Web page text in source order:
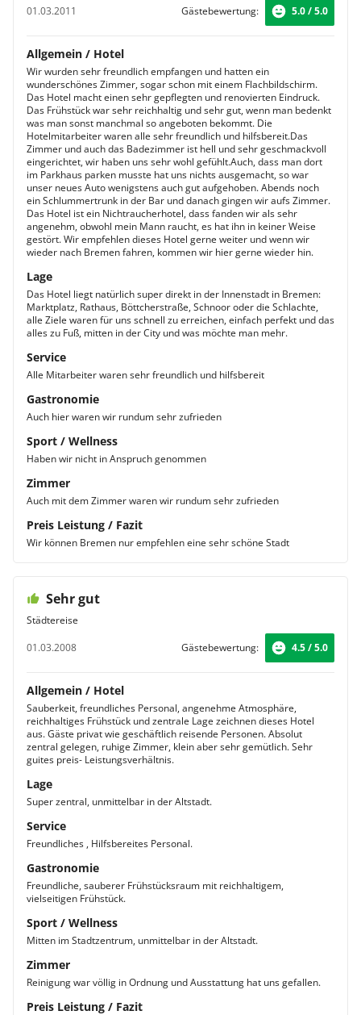
01.03.2011
Gästebewertung: 5.0 / 5.0
Allgemein / Hotel
Wir wurden sehr freundlich empfangen und hatten ein
wunderschönes Zimmer, sogar schon mit einem Flachbildschirm.
Das Hotel macht einen sehr gepflegten und renovierten Eindruck.
Das Frühstück war sehr reichhaltig und sehr gut, wenn man bedenkt
was man sonst manchmal so angeboten bekommt. Die
Hotelmitarbeiter waren alle sehr freundlich und hilfsbereit.Das
Zimmer und auch das Badezimmer ist hell und sehr geschmackvoll
eingerichtet, wir haben uns sehr wohl gefühlt.Auch, dass man dort
im Parkhaus parken musste hat uns nichts ausgemacht, so war
unser neues Auto wenigstens auch gut aufgehoben. Abends noch
ein Schlummertrunk in der Bar und danach gingen wir aufs Zimmer.
Das Hotel ist ein Nichtraucherhotel, dass fanden wir als sehr
angenehm, obwohl mein Mann raucht, es hat ihn in keiner Weise
gestört. Wir empfehlen dieses Hotel gerne weiter und wenn wir
wieder nach Bremen fahren, kommen wir hier gerne wieder hin.
Lage
Das Hotel liegt natürlich super direkt in der Innenstadt in Bremen:
Marktplatz, Rathaus, Böttcherstraße, Schnoor oder die Schlachte,
alle Ziele waren für uns schnell zu erreichen, einfach perfekt und das
alles zu Fuß, mitten in der City und was möchte man mehr.
Service
Alle Mitarbeiter waren sehr freundlich und hilfsbereit
Gastronomie
Auch hier waren wir rundum sehr zufrieden
Sport / Wellness
Haben wir nicht in Anspruch genommen
Zimmer
Auch mit dem Zimmer waren wir rundum sehr zufrieden
Preis Leistung / Fazit
Wir können Bremen nur empfehlen eine sehr schöne Stadt
Sehr gut
Städtereise
01.03.2008
Gästebewertung: 4.5 / 5.0
Allgemein / Hotel
Sauberkeit, freundliches Personal, angenehme Atmosphäre,
reichhaltiges Frühstück und zentrale Lage zeichnen dieses Hotel
aus. Gäste privat wie geschäftlich reisende Personen. Absolut
zentral gelegen, ruhige Zimmer, klein aber sehr gemütlich. Sehr
guites preis- Leistungsverhältnis.
Lage
Super zentral, unmittelbar in der Altstadt.
Service
Freundliches , Hilfsbereites Personal.
Gastronomie
Freundliche, sauberer Frühstücksraum mit reichhaltigem,
vielseitigen Frühstück.
Sport / Wellness
Mitten im Stadtzentrum, unmittelbar in der Altstadt.
Zimmer
Reinigung war völlig in Ordnung und Ausstattung hat uns gefallen.
Preis Leistung / Fazit